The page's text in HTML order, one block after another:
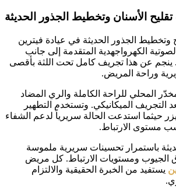
تقليح الأسنان وتخطيط الجذور الحديثة
وتخطيط الجذور الحديثة في عيادة فيترين
الكهرواجهدية المتقدمة إلى جانب
ينجم عن هذا تجريف كامل تحت اللثة بأقصى
وراحة المريض.
المحلي للراحة الكاملة والري المضاد
التجريف الميكانيكي. وتستخدم التطهير
حيثما استدعت الحالة سريرياً لدعم الشفاء
مستوى الارتباط.
باستمرار تحسينات سريرية ملموسة
ومستويات الارتباط. كل مريض
يستفيد من الخبرة الحقيقية والالتزام